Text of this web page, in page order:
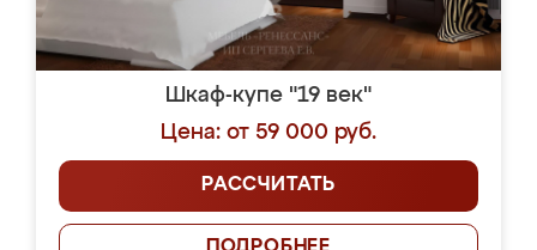
Шкаф-купе "19 век"
Цена: от 59 000 руб.
РАССЧИТАТЬ